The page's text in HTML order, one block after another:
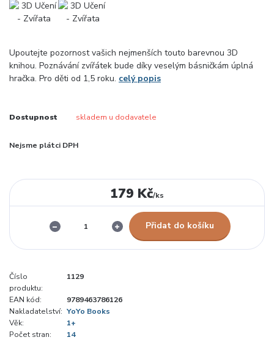
Upoutejte pozornost vašich nejmenších touto barevnou 3D
knihou. Poznávání zvířátek bude díky veselým básničkám úplná
hračka. Pro děti od 1,5 roku. celý popis
Dostupnost skladem u dodavatele
Nejsme plátci DPH
179 Kč/ks
Přidat do košíku
Číslo
produktu:
1129
EAN kód:
9789463786126
Nakladatelství: YoYo Books
Věk:
1+
Počet stran:
14